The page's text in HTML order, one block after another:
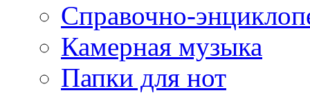
Справочно-
Камерная музыка
Папки для нот